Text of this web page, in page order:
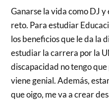
Ganarse la vida como DJ
reto. Para estudiar
los beneficios que le da la
estudiar la carrera por la
discapacidad no tengo
viene genial. Además,
que oigo, me va a crear